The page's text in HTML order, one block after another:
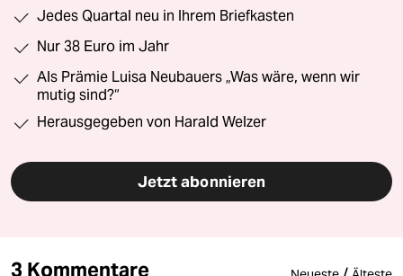
Jedes Quartal neu in Ihrem Briefkasten
Nur 38 Euro im Jahr
Als Prämie Luisa Neubauers „Was wäre, wenn wir
mutig sind?“
Herausgegeben von Harald Welzer
Jetzt abonnieren
3 Kommentare